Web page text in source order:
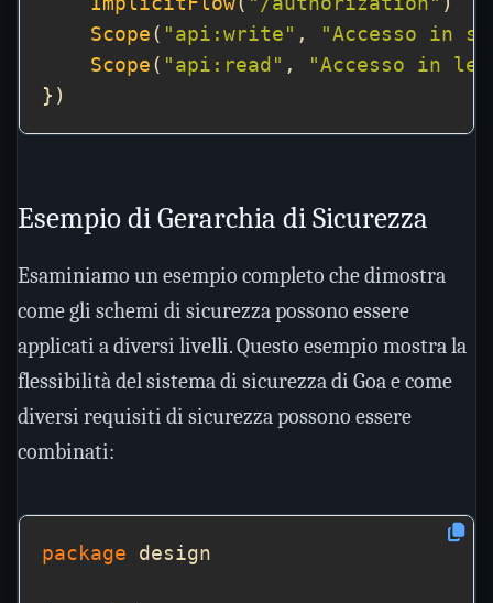
Scope ( "api:write" ,
"Accesso in
Scope ( "api:read" ,
"Accesso in
Esempio di Gerarchia di Sicurezza
Esaminiamo un esempio completo che dimostra
come gli schemi di sicurezza possono essere
applicati a diversi livelli. Questo esempio mostra la
flessibilità del sistema di sicurezza di Goa e come
diversi requisiti di sicurezza possono essere
combinati:
package